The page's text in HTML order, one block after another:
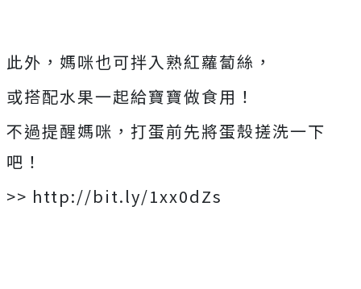
此外，媽咪也可拌入熟紅蘿蔔絲，
或搭配水果一起給寶寶做食用！
不過提醒媽咪，打蛋前先將蛋殼搓洗一下
吧！
>> http://bit.ly/1xx0dZs